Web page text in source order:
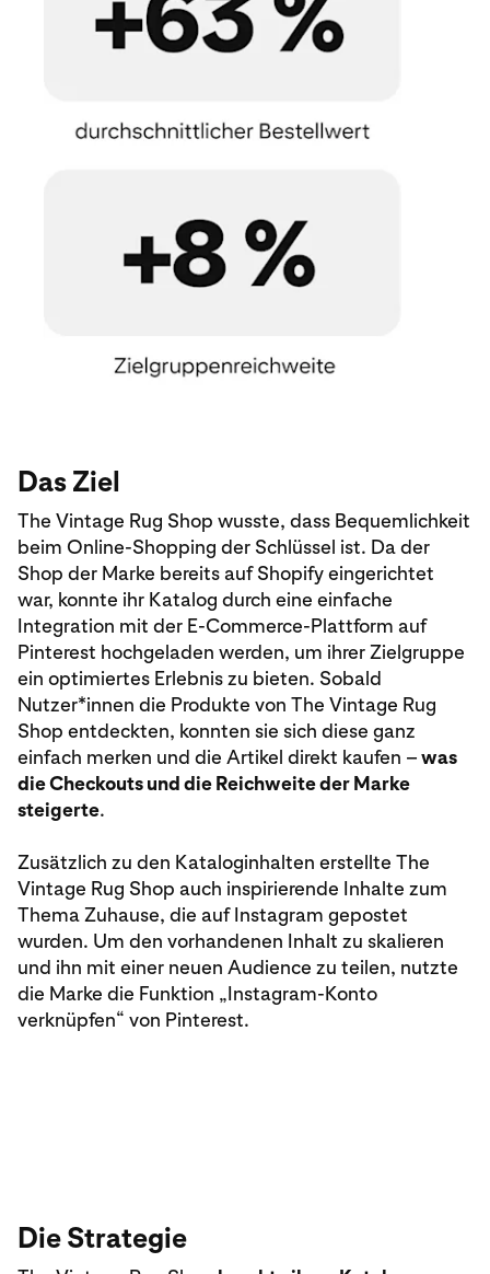
Das Ziel
The Vintage Rug Shop wusste, dass Bequemlichkeit
beim Online-Shopping der Schlüssel ist. Da der
Shop der Marke bereits auf Shopify eingerichtet
war, konnte ihr Katalog durch eine einfache
Integration mit der E-Commerce-Plattform auf
Pinterest hochgeladen werden, um ihrer Zielgruppe
ein optimiertes Erlebnis zu bieten. Sobald
Nutzer*innen die Produkte von The Vintage Rug
Shop entdeckten, konnten sie sich diese ganz
einfach merken und die Artikel direkt kaufen –was
die Checkouts und die Reichweite der Marke
steigerte.
Zusätzlich zu den Kataloginhalten erstellte The
Vintage Rug Shop auch inspirierende Inhalte zum
Thema Zuhause, die auf Instagram gepostet
wurden. Um den vorhandenen Inhalt zu skalieren
und ihn mit einer neuen Audience zu teilen, nutzte
die Marke die Funktion „Instagram-Konto
verknüpfen“ von Pinterest.
Die Strategie